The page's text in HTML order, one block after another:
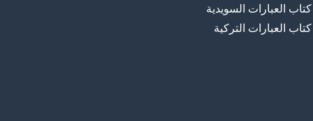
كتاب العبارات السويدية
كتاب العبارات التركية